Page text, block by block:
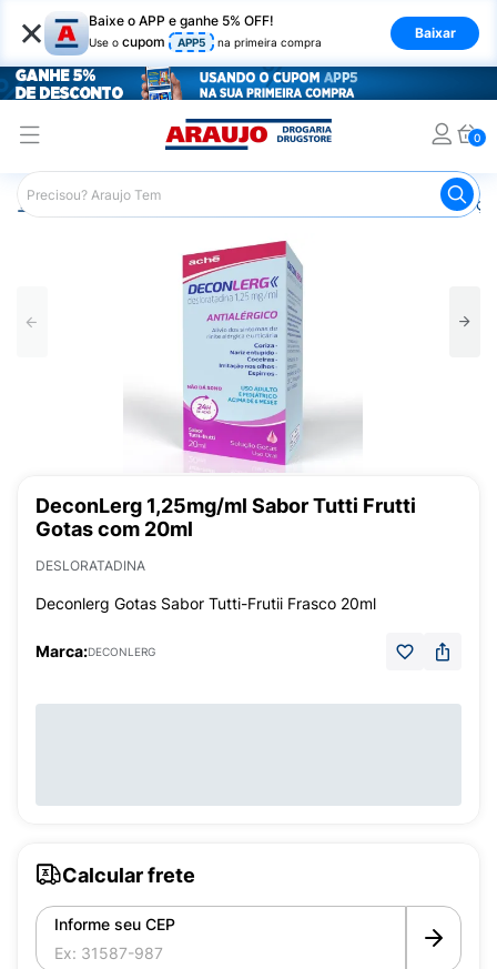
× Baixe o APP e ganhe 5% OFF!
Use o cupom APP5 na primeira compra
Baixar
0
Araujo Medicamentos Remédios para Alergias e
DeconLerg 1,25mg/ml Sabor Tutti Frutti
Gotas com 20ml
DESLORATADINA
Deconlerg Gotas Sabor Tutti-Frutii Frasco 20ml
Marca:DECONLERG
Calcular frete
Informe seu CEP